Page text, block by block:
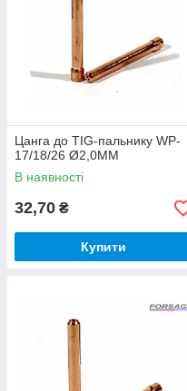
Цанга до TIG-пальнику WP-
17/18/26 Ø2,0ММ
В наявності
32,70 ₴
Купити